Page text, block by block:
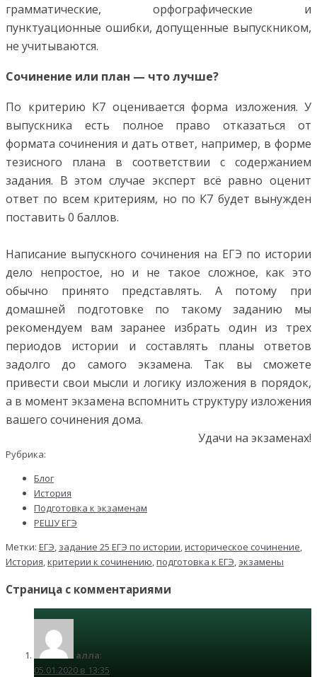
грамматические, орфографические и
пунктуационные ошибки, допущенные выпускником,
не учитываются.
Сочинение или план — что лучше?
По критерию К7 оценивается форма изложения. У
выпускника есть полное право отказаться от
формата сочинения и дать ответ, например, в форме
тезисного плана в соответствии с содержанием
задания. В этом случае эксперт всё равно оценит
ответ по всем критериям, но по К7 будет вынужден
поставить 0 баллов.
Написание выпускного сочинения на ЕГЭ по истории
дело непростое, но и не такое сложное, как это
обычно принято представлять. А потому при
домашней подготовке по такому заданию мы
рекомендуем вам заранее избрать один из трех
периодов истории и составлять планы ответов
задолго до самого экзамена. Так вы сможете
привести свои мысли и логику изложения в порядок,
а в момент экзамена вспомнить структуру изложения
вашего сочинения дома.
Удачи на экзаменах!
Рубрика:
Блог
История
Подготовка к экзаменам
РЕШУ ЕГЭ
Метки: ЕГЭ, задание 25 ЕГЭ по истории,историческое сочинение,
История,критерии к сочинению,подготовка к ЕГЭ, экзамены
Страница с комментариями
алла:
05.01.2020 в 13:35